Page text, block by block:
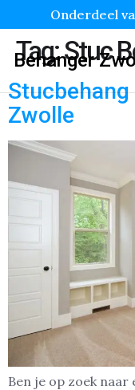
Onderdeel
Behanger
Tag:Stuc
Zwolle
Ben je op zoek